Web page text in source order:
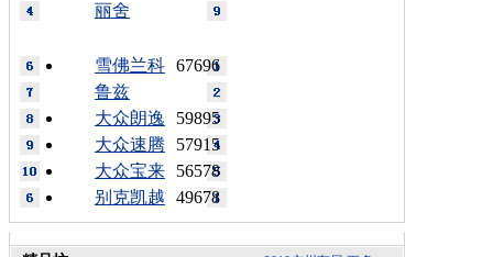
丽舍
67696
雪佛兰科
鲁兹
59895
大众朗逸
57915
大众速腾
56578
大众宝来
49678
别克凯越